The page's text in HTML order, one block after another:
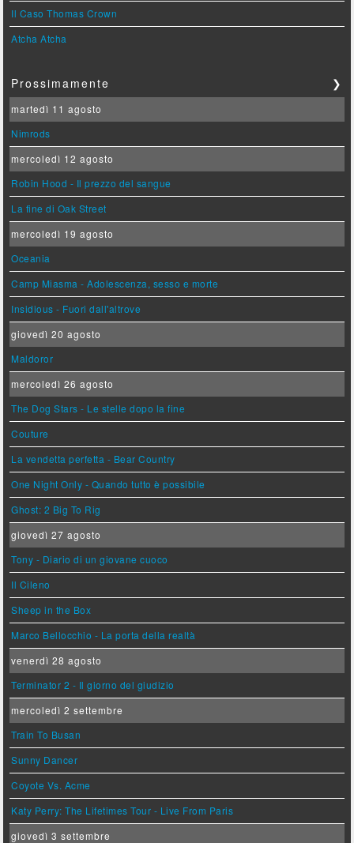
Il Caso Thomas Crown
Atcha Atcha
Prossimamente ❯
martedì 11 agosto
Nimrods
mercoledì 12 agosto
Robin Hood - Il prezzo del sangue
La fine di Oak Street
mercoledì 19 agosto
Oceania
Camp Miasma - Adolescenza, sesso e morte
Insidious - Fuori dall'altrove
giovedì 20 agosto
Maldoror
mercoledì 26 agosto
The Dog Stars - Le stelle dopo la fine
Couture
La vendetta perfetta - Bear Country
One Night Only - Quando tutto è possibile
Ghost: 2 Big To Rig
giovedì 27 agosto
Tony - Diario di un giovane cuoco
Il Cileno
Sheep in the Box
Marco Bellocchio - La porta della realtà
venerdì 28 agosto
Terminator 2 - Il giorno del giudizio
mercoledì 2 settembre
Train To Busan
Sunny Dancer
Coyote Vs. Acme
Katy Perry: The Lifetimes Tour - Live From Paris
giovedì 3 settembre